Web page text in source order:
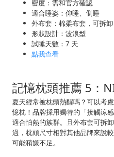
密度：需和官方確認
適合睡姿：仰睡、側睡
外布套：棉柔布套，可拆卸
形狀設計：波浪型
試睡天數：7 天
點我查看
記憶枕頭推薦 5：
夏天經常被枕頭熱醒嗎？可以考
憶枕！品牌採用獨特的「接觸涼
適合怕熱的族群。且外布套可拆
過，枕頭尺寸相對其他品牌來說
可能稍嫌不足。